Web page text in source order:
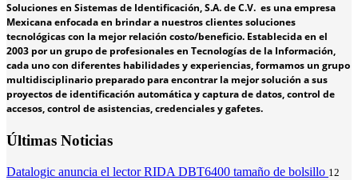
Soluciones en Sistemas de Identificación, S.A. de C.V. es una empresa
Mexicana enfocada en brindar a nuestros clientes soluciones
tecnológicas con la mejor relación costo/beneficio. Establecida en el
2003 por un grupo de profesionales en Tecnologías de la Información,
cada uno con diferentes habilidades y experiencias, formamos un grupo
multidisciplinario preparado para encontrar la mejor solución a sus
proyectos de identificación automática y captura de datos, control de
accesos, control de asistencias, credenciales y gafetes.
Últimas Noticias
Datalogic anuncia el lector RIDA DBT6400 tamaño de bolsillo 12